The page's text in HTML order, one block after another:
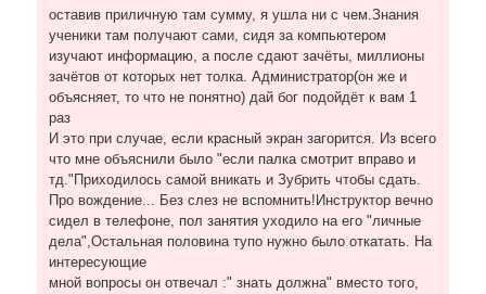
оставив приличную там сумму, я ушла ни с чем.Знания
ученики там получают сами, сидя за компьютером
изучают информацию, а после сдают зачёты, миллионы
зачётов от которых нет толка. Администратор(он же и
объясняет, то что не понятно) дай бог подойдёт к вам 1
раз
И это при случае, если красный экран загорится. Из всего
что мне объяснили было "если палка смотрит вправо и
тд."Приходилось самой вникать и Зубрить чтобы сдать.
Про вождение... Без слез не вспомнить!Инструктор вечно
сидел в телефоне, пол занятия уходило на его "личные
дела",Остальная половина тупо нужно было откатать. На
интересующие
мной вопросы он отвечал :" знать должна" вместо того,